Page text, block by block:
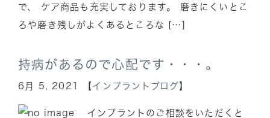
で、 ケア商品も充実しております。 磨きにくいとこ
ろや磨き残しがよくあるところな […]
持病があるので心配です・・・。
6月 5, 2021 【 インプラントブログ 】
インプラントのご相談をいただくと